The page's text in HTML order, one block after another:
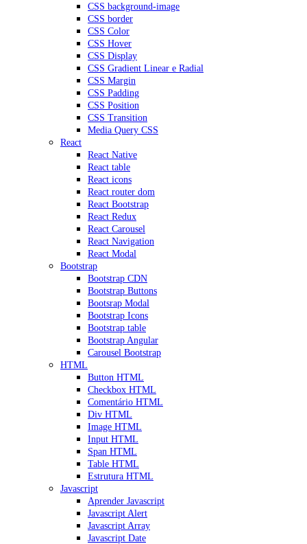
CSS background-image
CSS border
CSS Color
CSS Hover
CSS Display
CSS Gradient Linear e Radial
CSS Margin
CSS Padding
CSS Position
CSS Transition
Media Query CSS
React
React Native
React table
React icons
React router dom
React Bootstrap
React Redux
React Carousel
React Navigation
React Modal
Bootstrap
Bootstrap CDN
Bootstrap Buttons
Bootsrap Modal
Bootstrap Icons
Bootstrap table
Bootstrap Angular
Carousel Bootstrap
HTML
Button HTML
Checkbox HTML
Comentário HTML
Div HTML
Image HTML
Input HTML
Span HTML
Table HTML
Estrutura HTML
Javascript
Aprender Javascript
Javascript Alert
Javascript Array
Javascript Date